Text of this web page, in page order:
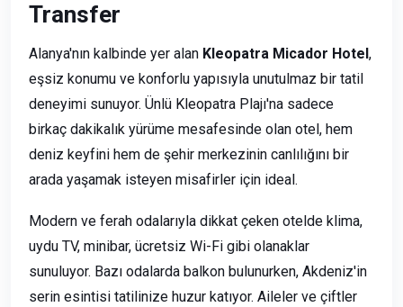
Transfer
Alanya'nın kalbinde yer alan Kleopatra Micador Hotel ,
eşsiz konumu ve konforlu yapısıyla unutulmaz bir tatil
deneyimi sunuyor. Ünlü Kleopatra Plajı'na sadece
birkaç dakikalık yürüme mesafesinde olan otel, hem
deniz keyfini hem de şehir merkezinin canlılığını bir
arada yaşamak isteyen misafirler için ideal.
Modern ve ferah odalarıyla dikkat çeken otelde klima,
uydu TV, minibar, ücretsiz Wi-Fi gibi olanaklar
sunuluyor. Bazı odalarda balkon bulunurken, Akdeniz'in
serin esintisi tatilinize huzur katıyor. Aileler ve çiftler